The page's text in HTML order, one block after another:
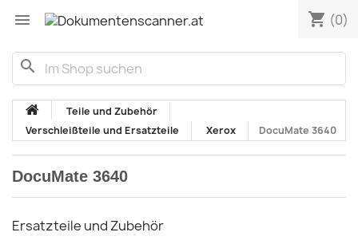
 shopping_cart (0)
search
Teile und Zubehör
Verschleißteile und Ersatzteile
Xerox DocuMate 3640
DocuMate 3640
Ersatzteile und Zubehör